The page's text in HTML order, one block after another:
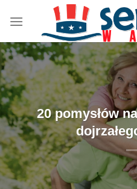
zawartości
20 pomysłów